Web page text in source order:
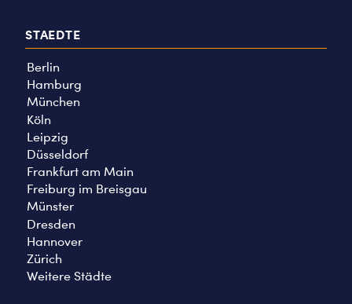
STAEDTE
Berlin
Hamburg
München
Köln
Leipzig
Düsseldorf
Frankfurt am Main
Freiburg im Breisgau
Münster
Dresden
Hannover
Zürich
Weitere Städte